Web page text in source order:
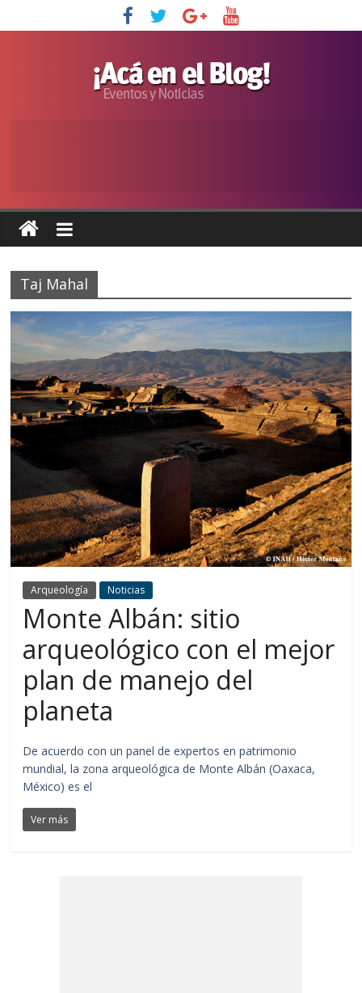
Taj Mahal
Arqueología Noticias
Monte Albán: sitio
arqueológico con el mejor
plan de manejo del
planeta
De acuerdo con un panel de expertos en patrimonio
mundial, la zona arqueológica de Monte Albán (Oaxaca,
México) es el
Ver más